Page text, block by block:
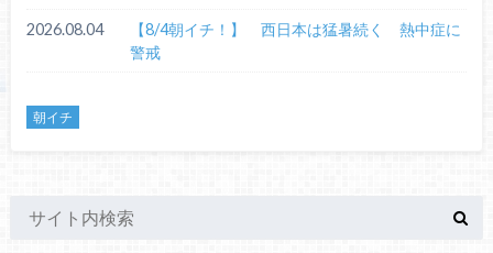
2026.08.04
【8/4朝イチ！】 西日本は猛暑続く 熱中症に
警戒
朝イチ